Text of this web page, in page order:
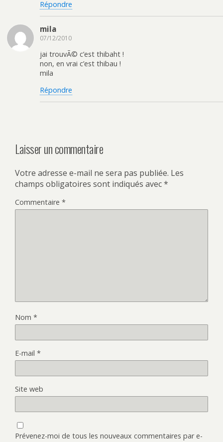
Répondre
mila
07/12/2010
jai trouvÃ© c’est thibaht !
non, en vrai c’est thibau !
mila
Répondre
Laisser un commentaire
Votre adresse e-mail ne sera pas publiée. Les
champs obligatoires sont indiqués avec*
Commentaire *
Nom *
E-mail *
Site web
Prévenez-moi de tous les nouveaux commentaires par e-